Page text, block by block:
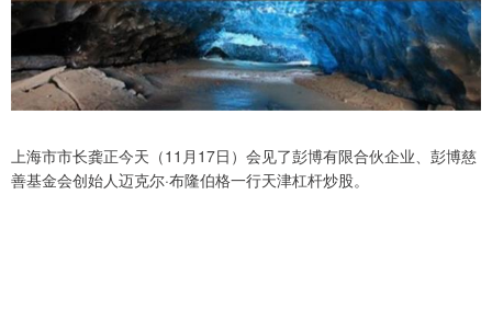
上海市市长龚正今天（11月17日）会见了彭博有限合伙企业、彭博慈
善基金会创始人迈克尔·布隆伯格一行天津杠杆炒股。